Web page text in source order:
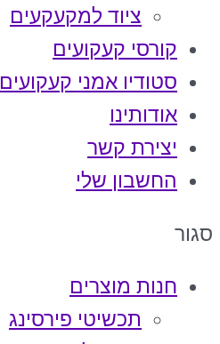
ציוד למקעקעים
קורסי קעקועים
סטודיו אמני קעקועים
אודותינו
יצירת קשר
החשבון שלי
סגור
חנות מוצרים
תכשיטי פירסינג